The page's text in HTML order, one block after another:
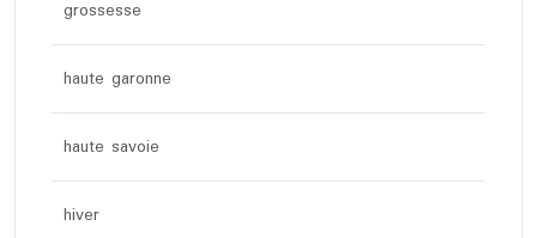
grossesse
haute garonne
haute savoie
hiver